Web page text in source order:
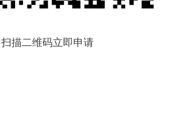
扫描二维码立即申请